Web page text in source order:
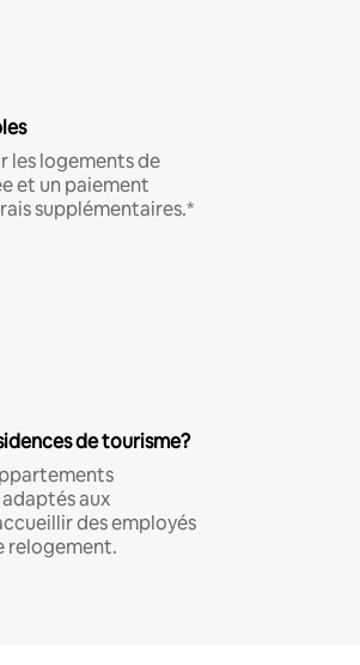
les logements de
et un paiement
supplémentaires.*
de tourisme?
aux
des employés
relogement.